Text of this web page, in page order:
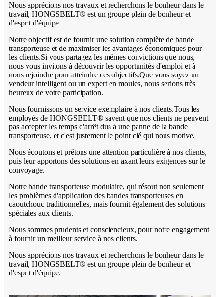
Nous apprécions nos travaux et recherchons le bonheur dans le
travail, HONGSBELT® est un groupe plein de bonheur et
d'esprit d'équipe.
Notre objectif est de fournir une solution complète de bande
transporteuse et de maximiser les avantages économiques pour
les clients.Si vous partagez les mêmes convictions que nous,
nous vous invitons à découvrir les opportunités d'emploi et à
nous rejoindre pour atteindre ces objectifs.Que vous soyez un
vendeur intelligent ou un expert en moules, nous serions très
heureux de votre participation.
Nous fournissons un service exemplaire à nos clients.Tous les
employés de HONGSBELT® savent que nos clients ne peuvent
pas accepter les temps d'arrêt dus à une panne de la bande
transporteuse, et c'est justement le point clé qui nous motive.
Nous écoutons et prêtons une attention particulière à nos clients,
puis leur apportons des solutions en axant leurs exigences sur le
convoyage.
Notre bande transporteuse modulaire, qui résout non seulement
les problèmes d'application des bandes transporteuses en
caoutchouc traditionnelles, mais fournit également des solutions
spéciales aux clients.
Nous sommes prudents et consciencieux, pour notre engagement
à fournir un meilleur service à nos clients.
Nous apprécions nos travaux et recherchons le bonheur dans le
travail, HONGSBELT® est un groupe plein de bonheur et
d'esprit d'équipe.